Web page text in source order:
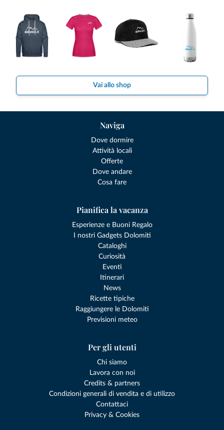
Vai allo shop
Naviga
Dove dormire
Attività locali
Offerte
Dove andare
Cosa fare
Pianifica la vacanza
Esperienze e Buoni Regalo
I nostri Gadgets Dolomiti
Cataloghi
Curiosità
Eventi
Itinerari
News
Ricette tipiche
Raggiungere le Dolomiti
Previsioni meteo
Per gli utenti
Chi siamo
Lavora con noi
Credits & partners
Condizioni generali di vendita e di utilizzo
Contattaci
Privacy & Cookies